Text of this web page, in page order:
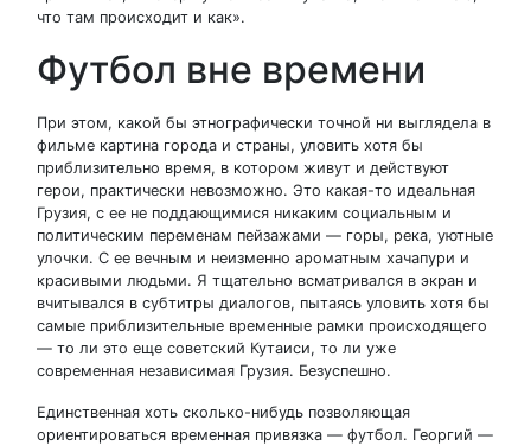
что там происходит и как».
Футбол вне времени
При этом, какой бы этнографически точной ни выглядела в
фильме картина города и страны, уловить хотя бы
приблизительно время, в котором живут и действуют
герои, практически невозможно. Это какая-то идеальная
Грузия, с ее не поддающимися никаким социальным и
политическим переменам пейзажами — горы, река, уютные
улочки. С ее вечным и неизменно ароматным хачапури и
красивыми людьми. Я тщательно всматривался в экран и
вчитывался в субтитры диалогов, пытаясь уловить хотя бы
самые приблизительные временные рамки происходящего
— то ли это еще советский Кутаиси, то ли уже
современная независимая Грузия. Безуспешно.
Единственная хоть сколько-нибудь позволяющая
ориентироваться временная привязка — футбол. Георгий —